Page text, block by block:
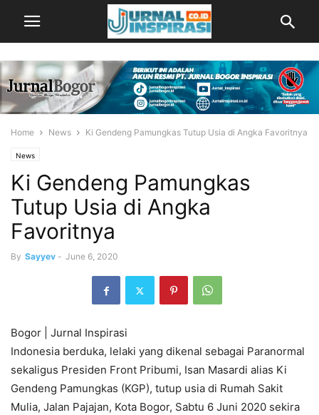
Home News Ki Gendeng Pamungkas Tutup Usia di Angka Favoritnya
News
Ki Gendeng Pamungkas
Tutup Usia di Angka
Favoritnya
By Sayyev - June 6, 2020
Bogor | Jurnal Inspirasi
Indonesia berduka, lelaki yang dikenal sebagai Paranormal
sekaligus Presiden Front Pribumi, Isan Masardi alias Ki
Gendeng Pamungkas (KGP), tutup usia di Rumah Sakit
Mulia, Jalan Pajajan, Kota Bogor, Sabtu 6 Juni 2020 sekira